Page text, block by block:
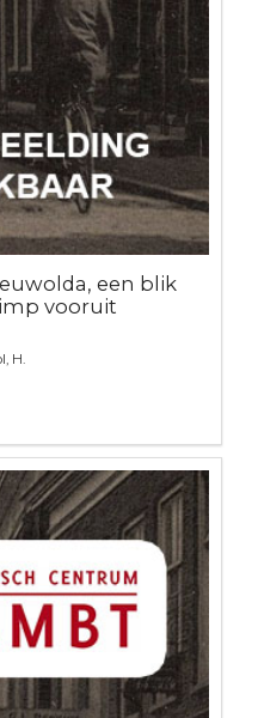
een blik
vooruit
H.